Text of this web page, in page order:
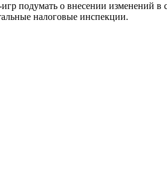
подумать о внесении изменений в
налоговые инспекции.